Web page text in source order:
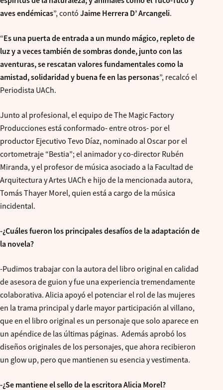
aves endémicas”, contó Jaime Herrera D’ Arcangeli.
“Es una puerta de entrada a un mundo mágico, repleto de
luz y a veces también de sombras donde, junto con las
aventuras, se rescatan valores fundamentales como la
amistad, solidaridad y buena fe en las personas”, recalcó el
Periodista UACh.
Junto al profesional, el equipo de The Magic Factory
Producciones está conformado- entre otros- por el
productor Ejecutivo Tevo Díaz, nominado al Oscar por el
cortometraje “Bestia”; el animador y co-director Rubén
Miranda, y el profesor de música asociado a la Facultad de
Arquitectura y Artes UACh e hijo de la mencionada autora,
Tomás Thayer Morel, quien está a cargo de la música
incidental.
-¿Cuáles fueron los principales desafíos de la adaptación de
la novela?
-Pudimos trabajar con la autora del libro original en calidad
de asesora de guion y fue una experiencia tremendamente
colaborativa. Alicia apoyó el potenciar el rol de las mujeres
en la trama principal y darle mayor participación al villano,
que en el libro original es un personaje que solo aparece en
un apéndice de las últimas páginas. Además aprobó los
diseños originales de los personajes, que ahora recibieron
un glow up, pero que mantienen su esencia y vestimenta.
-¿Se mantiene el sello de la escritora Alicia Morel?